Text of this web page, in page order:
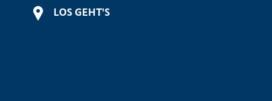
LOS GEHT'S